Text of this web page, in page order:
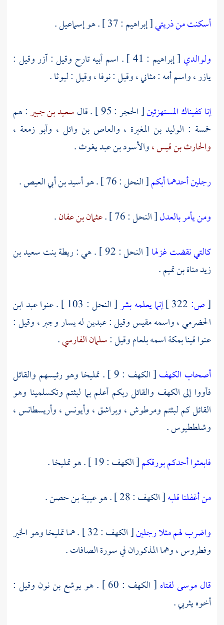
أسكنت من ذريتي[ إبراهيم : 37 ] . هو إسماعيل.
ولوالدي [ إبراهيم : 41 ] . اسم أبيه تارح وقيل :آزروقيل :
يازر ،واسم أمه :مثاني ،وقيل :نوفا ،وقيل :ليوثا.
إنا كفيناك المستهزئين[ الحجر : 95 ] . قال سعيد بن جبير: هم
خمسة : الوليد بن المغيرة ، والعاص بن وائل ، وأبو زمعة ،
والحارث بن قيس ،والأسود بن عبد يغوث.
رجلين أحدهما أبكم[ النحل : 76 ] . هو أسيد بن أبي العيص.
ومن يأمر بالعدل[ النحل : 76 ] . عثمان بن عفان.
كالتي نقضت غزلها[ النحل : 92 ] . هي :
ريطة بنت سعيد بن
زيد مناة بن تميم.
[ص: إنما يعلمه بشر[ النحل : 103 ] . عنوا
عبد ابن
الحضرمي ،واسمهمقيسوقيل : عبدين لهيساروجبر ،وقيل :
عنوا قينابمكةاسمهبلعاموقيل :سلمان الفارسي.
أصحاب الكهف[ الكهف : 9 ] . تمليخاوهو رئيسهم والقائل
فأووا إلى الكهف والقائل ربكم أعلم بما لبثتم وتكسلمينا وهو
القائل كم لبثتمومرطوش ،وبراشق ،وأيونس ،وأريسطانس ،
وشلططيوس.
فابعثوا أحدكم بورقكم[ الكهف : 19 ] . هو تمليخا.
من أغفلنا قلبه[ الكهف : 28 ] . هو عيينة بن حصن.
واضرب لهم مثلا رجلين[ الكهف : 32 ] . هما تمليخاوهو الخير
وفطروس ،وهما المذكوران في سورة الصافات .
قال موسى لفتاه [ الكهف : 60 ] . هو يوشع بن نون وقيل :
أخوهيثربي.